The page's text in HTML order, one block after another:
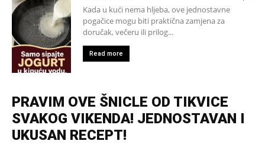
Kada u kući nema hljeba, ove jednostavne
pogačice mogu biti praktična zamjena za
doručak, večeru ili prilog...
Read more
PRAVIM OVE ŠNICLE OD TIKVICE
SVAKOG VIKENDA! JEDNOSTAVAN I
UKUSAN RECEPT!